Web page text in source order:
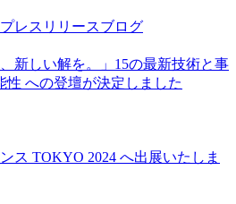
プレスリリースブログ
新しい解を。」15の最新技術と事
への登壇が決定しました
ス TOKYO 2024 へ出展いたしま